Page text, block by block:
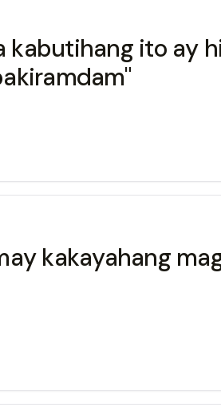
kabutihang ito ay
kakayahang